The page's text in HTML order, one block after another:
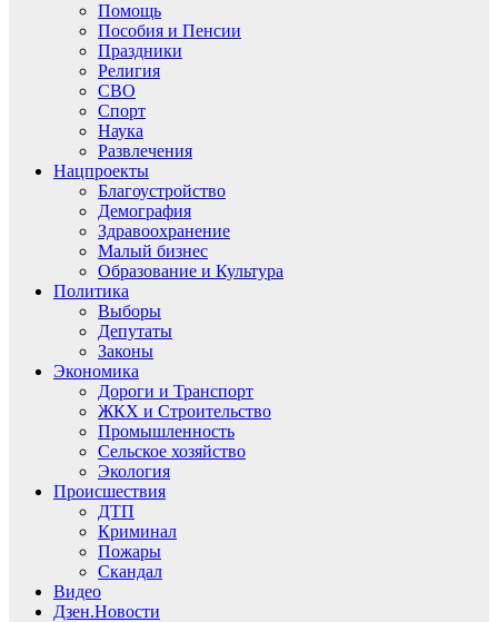
Помощь
Пособия и Пенсии
Праздники
Религия
СВО
Спорт
Наука
Развлечения
Нацпроекты
Благоустройство
Демография
Здравоохранение
Малый бизнес
Образование и Культура
Политика
Выборы
Депутаты
Законы
Экономика
Дороги и Транспорт
ЖКХ и Строительство
Промышленность
Сельское хозяйство
Экология
Происшествия
ДТП
Криминал
Пожары
Скандал
Видео
Дзен.Новости